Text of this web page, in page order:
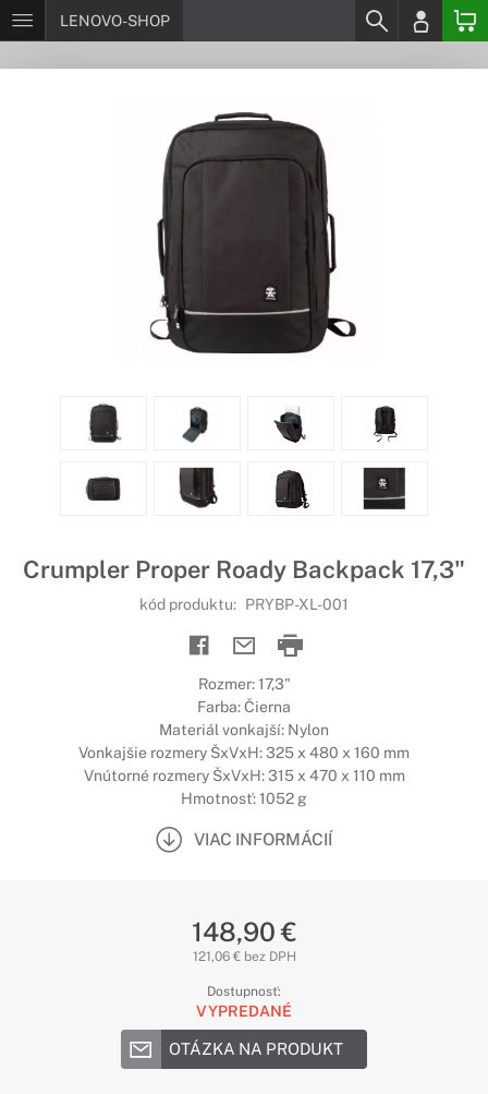
LENOVO-SHOP
Crumpler Proper Roady Backpack 17,3"
kód produktu: PRYBP-XL-001
Rozmer: 17,3"
Farba: Čierna
Materiál vonkajší: Nylon
Vonkajšie rozmery ŠxVxH: 325 x 480 x 160 mm
Vnútorné rozmery ŠxVxH: 315 x 470 x 110 mm
Hmotnosť: 1052 g
VIAC INFORMÁCIÍ
148,90 €
121,06 € bez DPH
Dostupnosť:
VYPREDANÉ
OTÁZKA NA PRODUKT